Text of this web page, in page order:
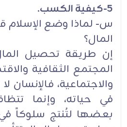
5-كيفية الكسب.
س- لماذا وضع الإسلام
المال؟
إن طريقة تحصيل
المجتمع الثقافية
والاجتماعية، فالإنسان
في حياته، وإنما
بعضها لتُنتج سلوكاً